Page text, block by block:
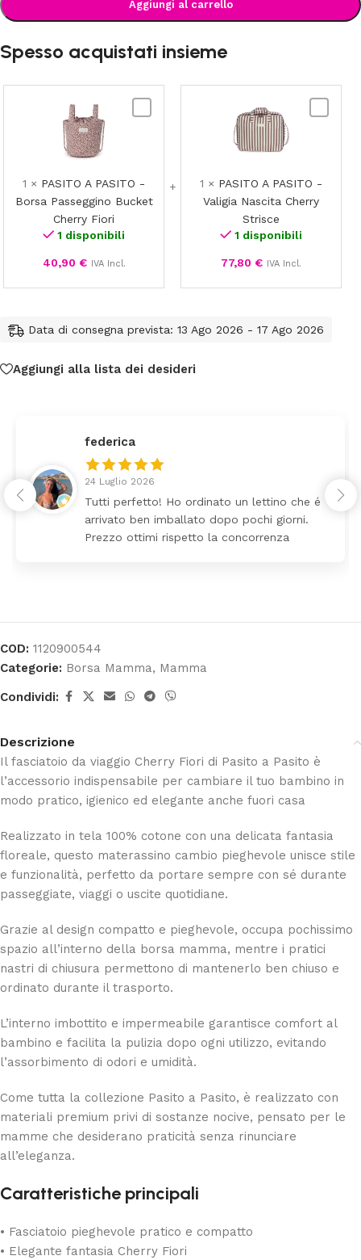
Aggiungi al carrello
Spesso acquistati insieme
Borsa
Passeggino
1 × PASITO A PASITO -
Borsa Passeggino Bucket
Cherry Fiori
1 disponibili
40,90 € IVA Incl.
Valigia
1 × PASITO A PASITO -
Valigia Nascita Cherry
Strisce
1 disponibili
77,80 € IVA Incl.
Data di consegna prevista: 13 Ago 2026 - 17 Ago 2026
Aggiungi alla lista dei desideri
federica
24 Luglio 2026
Tutti perfetto! Ho ordinato un lettino che é
arrivato ben imballato dopo pochi giorni.
Prezzo ottimi rispetto la concorrenza
COD: 1120900544
Categorie: Borsa Mamma, Mamma
Condividi:
Descrizione
Il fasciatoio da viaggio Cherry Fiori di Pasito a Pasito è
l’accessorio indispensabile per cambiare il tuo bambino in
modo pratico, igienico ed elegante anche fuori casa
Realizzato in tela 100% cotone con una delicata fantasia
floreale, questo materassino cambio pieghevole unisce stile
e funzionalità, perfetto da portare sempre con sé durante
passeggiate, viaggi o uscite quotidiane.
Grazie al design compatto e pieghevole, occupa pochissimo
spazio all’interno della borsa mamma, mentre i pratici
nastri di chiusura permettono di mantenerlo ben chiuso e
ordinato durante il trasporto.
L’interno imbottito e impermeabile garantisce comfort al
bambino e facilita la pulizia dopo ogni utilizzo, evitando
l’assorbimento di odori e umidità.
Come tutta la collezione Pasito a Pasito, è realizzato con
materiali premium privi di sostanze nocive, pensato per le
mamme che desiderano praticità senza rinunciare
all’eleganza.
Caratteristiche principali
• Fasciatoio pieghevole pratico e compatto
• Elegante fantasia Cherry Fiori